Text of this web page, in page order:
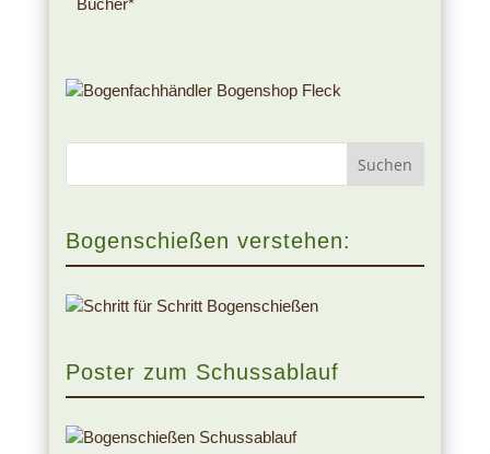
Bogenschießen verstehen:
Poster zum Schussablauf